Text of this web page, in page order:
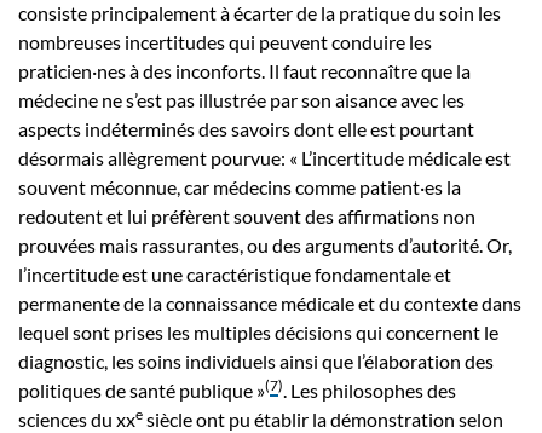
consiste principalement à écarter de la pratique du soin les
nombreuses incertitudes qui peuvent conduire les
praticien·nes à des inconforts. Il faut reconnaître que la
médecine ne s’est pas illustrée par son aisance avec les
aspects indéterminés des savoirs dont elle est pourtant
désormais allègrement pourvue: « L’incertitude médicale est
souvent méconnue, car médecins comme patient·es la
redoutent et lui préfèrent souvent des affirmations non
prouvées mais rassurantes, ou des arguments d’autorité. Or,
l’incertitude est une caractéristique fondamentale et
permanente de la connaissance médicale et du contexte dans
lequel sont prises les multiples décisions qui concernent le
diagnostic, les soins individuels ainsi que l’élaboration des
politiques de santé publique »(7). Les philosophes des
sciences du xxe siècle ont pu établir la démonstration selon